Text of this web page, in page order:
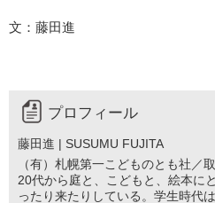
文：藤田進
プロフィール
藤田進 | SUSUMU FUJITA
（有）札幌第一こどものとも社／取
20代から庭と、こどもと、絵本に
ったり来たりしている。学生時代